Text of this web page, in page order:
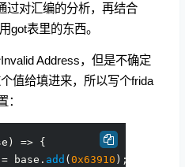
过对汇编的分析，再结合
got表里的东西。
Address，但是不确定
值给填进来，所以写个frida
：
) => {
base. add (0x63910);